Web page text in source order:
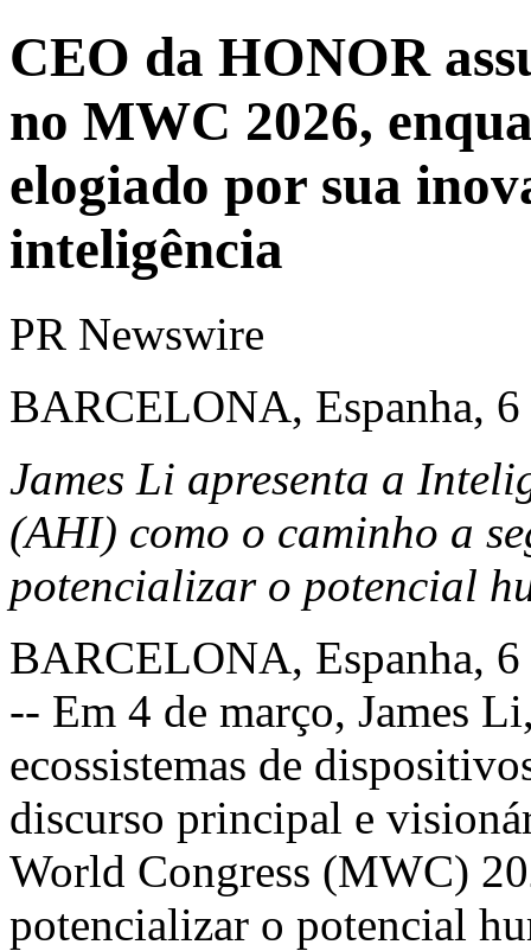
CEO da HONOR
no MWC 2026,
elogiado por sua
inteligência
PR Newswire
BARCELONA, Espanha, 6
James Li apresenta a
(AHI) como o caminho a
potencializar o potencial
BARCELONA, Espanha, 6
-- Em 4 de março, James
ecossistemas de
discurso principal e
World Congress (MWC)
potencializar o potencial